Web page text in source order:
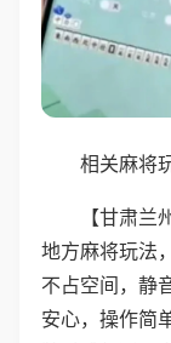
相关麻将
【甘肃
地方麻将玩法
不占空间，静
安心，操作简